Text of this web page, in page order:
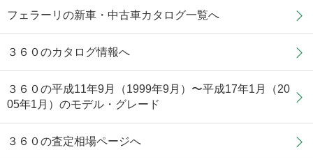
フェラーリの新車・中古車カタログ一覧へ
３６０のカタログ情報へ
３６０の平成11年9月（1999年9月）〜平成17年1月（20
05年1月）のモデル・グレード
３６０の査定相場ページへ